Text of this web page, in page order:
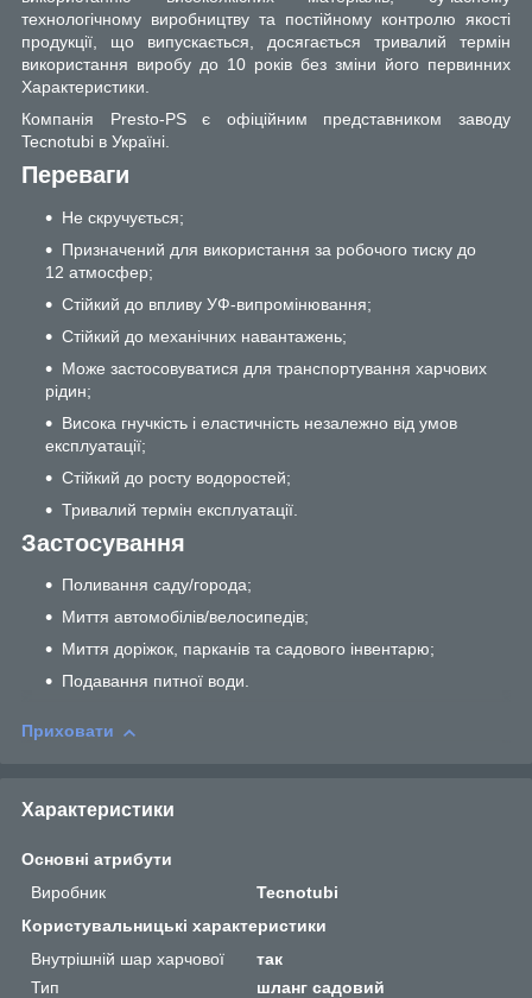
технологічному виробництву та постійному контролю якості
продукції, що випускається, досягається тривалий термін
використання виробу до 10 років без зміни його первинних
Характеристики.
Компанія Presto-PS є офіційним представником заводу
Tecnotubi в Україні.
Переваги
Не скручується;
Призначений для використання за робочого тиску до
12 атмосфер;
Стійкий до впливу УФ-випромінювання;
Стійкий до механічних навантажень;
Може застосовуватися для транспортування харчових
рідин;
Висока гнучкість і еластичність незалежно від умов
експлуатації;
Стійкий до росту водоростей;
Тривалий термін експлуатації.
Застосування
Поливання саду/города;
Миття автомобілів/велосипедів;
Миття доріжок, парканів та садового інвентарю;
Подавання питної води.
Приховати
Характеристики
Основні атрибути
Виробник
Tecnotubi
Користувальницькі характеристики
Внутрішній шар харчової
так
Тип
шланг садовий